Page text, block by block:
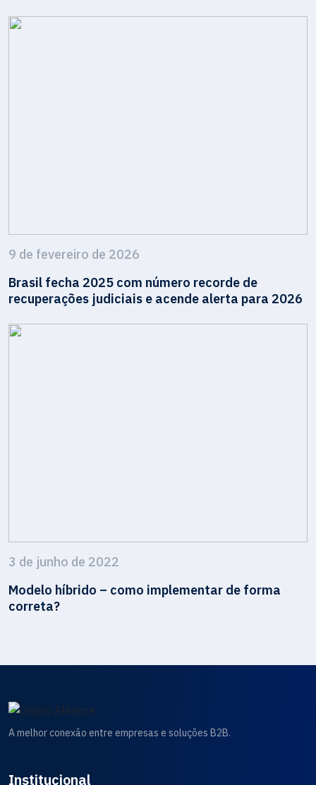
9 de fevereiro de 2026
Brasil fecha 2025 com número recorde de
recuperações judiciais e acende alerta para 2026
3 de junho de 2022
Modelo híbrido – como implementar de forma
correta?
A melhor conexão entre empresas e soluções B2B.
Institucional